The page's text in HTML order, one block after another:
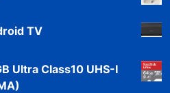
TV
Ultra Class10 UHS-I